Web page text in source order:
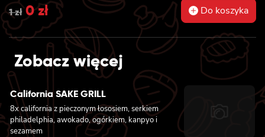
1zł Original
price
was:
0złCurrent
price
is:
Do koszyka
Zobacz więcej
California SAKE GRILL
8x california z pieczonym łososiem, serkiem
philadelphia, awokado, ogórkiem, kanpyo i
sezamem